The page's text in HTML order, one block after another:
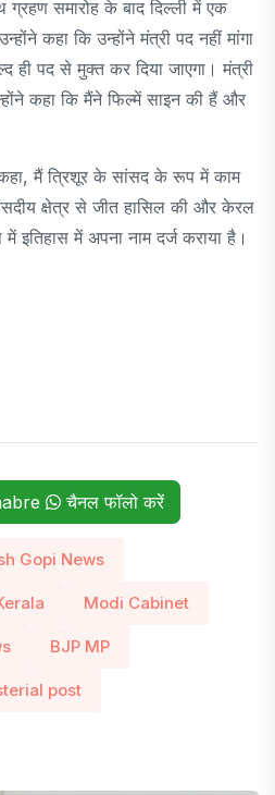
ग्रहण समारोह के बाद दिल्ली में एक
कहा कि उन्होंने मंत्री पद नहीं मांगा
ही पद से मुक्त कर दिया जाएगा। मंत्री
कहा कि मैंने फिल्में साइन की हैं और
कहा, मैं त्रिशूर के सांसद के रूप में काम
क्षेत्र से जीत हासिल की और केरल
में अपना नाम दर्ज कराया है।
चैनल फॉलो करें
Gopi News
Modi Cabinet
BJP MP
post